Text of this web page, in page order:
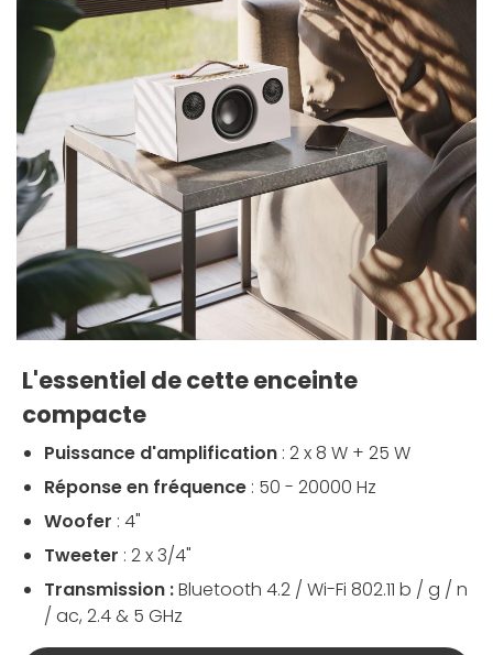
L'essentiel de cette enceinte
compacte
Puissance d'amplification : 2 x 8 W + 25 W
Réponse en fréquence : 50 - 20000 Hz
Woofer : 4"
Tweeter : 2 x 3/4"
Transmission :Bluetooth 4.2 / Wi-Fi 802.11 b / g / n
/ ac, 2.4 & 5 GHz